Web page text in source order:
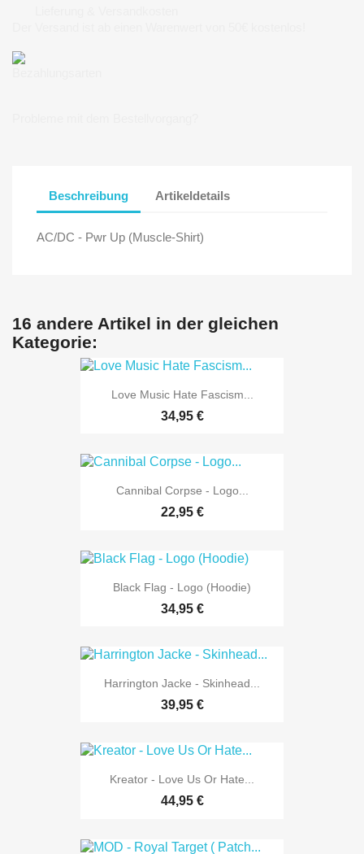
Beschreibung Artikeldetails
AC/DC - Pwr Up (Muscle-Shirt)
16 andere Artikel in der gleichen
Kategorie:
Love Music Hate Fascism...
34,95 €
Cannibal Corpse - Logo...
22,95 €
Black Flag - Logo (Hoodie)
34,95 €
Harrington Jacke - Skinhead...
39,95 €
Kreator - Love Us Or Hate...
44,95 €